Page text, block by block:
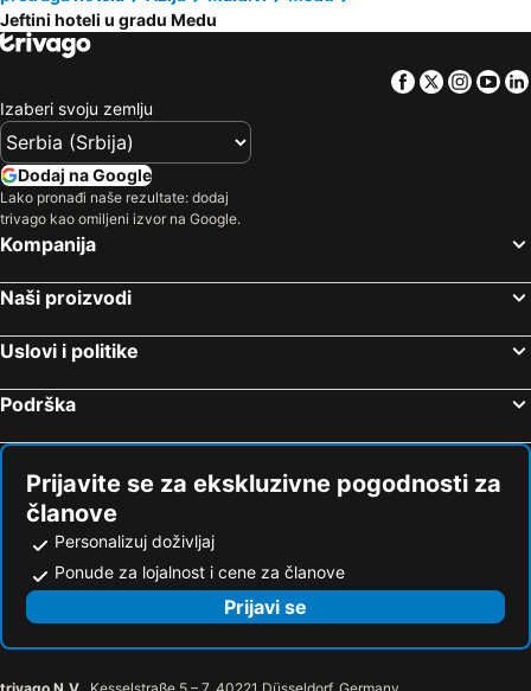
Dive and Sleep - All Inclusive Diving Guesthouse - 3 Dives per day
Canopus Retreat Thulusdhoo
Sun Siyam Iru Veli
Midsummer Thulusdhoo
Beach Grand & Spa Premium
Jeftini hoteli u gradu Medu
Facebook
Twitter
Izaberi svoju zemlju
Dodaj na Google
Lako pronađi naše rezultate: dodaj
trivago kao omiljeni izvor na Google.
Kompanija
Naši proizvodi
Uslovi i politike
Podrška
Prijavite se za ekskluzivne pogodnosti za
članove
Personalizuj doživljaj
Ponude za lojalnost i cene za članove
Prijavi se